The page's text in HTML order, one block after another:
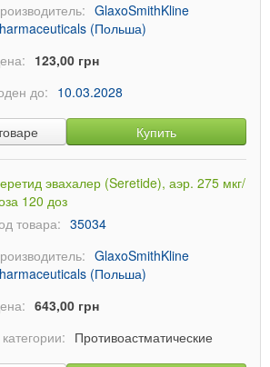
GlaxoSmithKline
(Польша)
123,00 грн
до: 10.03.2028
Купить
эвахалер (Seretide), аэр. 275 мкг/
120 доз
товара: 35034
GlaxoSmithKline
(Польша)
643,00 грн
Противоастматические